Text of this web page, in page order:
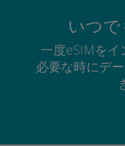
いつ
一度eSIMをイ
必要な時にデ